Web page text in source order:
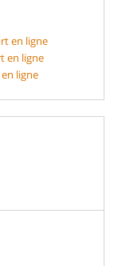
en ligne
en ligne
ligne